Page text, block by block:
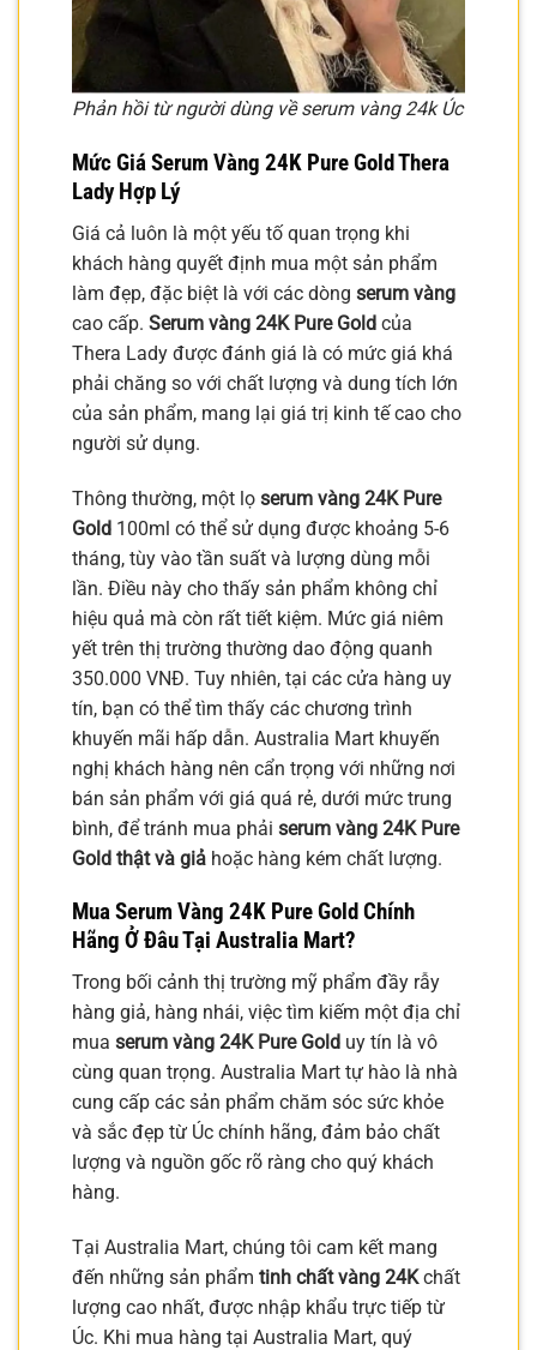
Phản hồi từ người dùng về serum vàng 24k Úc
Mức GiáSerum Vàng 24K Pure GoldThera
Lady Hợp Lý
Giá cả luôn là một yếu tố quan trọng khi
khách hàng quyết định mua một sản phẩm
làm đẹp, đặc biệt là với các dòng serum vàng
cao cấp. Serum vàng 24K Pure Gold của
Thera Lady được đánh giá là có mức giá khá
phải chăng so với chất lượng và dung tích lớn
của sản phẩm, mang lại giá trị kinh tế cao cho
người sử dụng.
Thông thường, một lọ serum vàng 24K Pure
Gold 100ml có thể sử dụng được khoảng 5-6
tháng, tùy vào tần suất và lượng dùng mỗi
lần. Điều này cho thấy sản phẩm không chỉ
hiệu quả mà còn rất tiết kiệm. Mức giá niêm
yết trên thị trường thường dao động quanh
350.000 VNĐ. Tuy nhiên, tại các cửa hàng uy
tín, bạn có thể tìm thấy các chương trình
khuyến mãi hấp dẫn. Australia Mart khuyến
nghị khách hàng nên cẩn trọng với những nơi
bán sản phẩm với giá quá rẻ, dưới mức trung
bình, để tránh mua phải serum vàng 24K Pure
Gold thật và giả hoặc hàng kém chất lượng.
MuaSerum Vàng 24K Pure GoldChính
Hãng Ở Đâu Tại Australia Mart?
Trong bối cảnh thị trường mỹ phẩm đầy rẫy
hàng giả, hàng nhái, việc tìm kiếm một địa chỉ
mua serum vàng 24K Pure Gold uy tín là vô
cùng quan trọng. Australia Mart tự hào là nhà
cung cấp các sản phẩm chăm sóc sức khỏe
và sắc đẹp từ Úc chính hãng, đảm bảo chất
lượng và nguồn gốc rõ ràng cho quý khách
hàng.
Tại Australia Mart, chúng tôi cam kết mang
đến những sản phẩm tinh chất vàng 24Kchất
lượng cao nhất, được nhập khẩu trực tiếp từ
Úc. Khi mua hàng tại Australia Mart, quý